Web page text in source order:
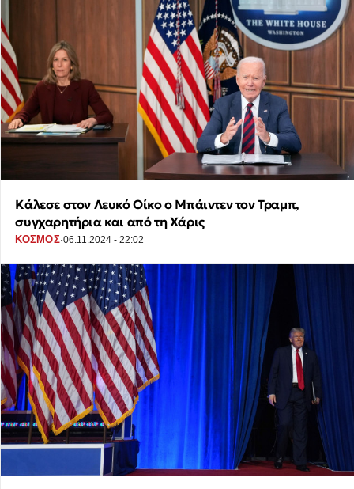
Κάλεσε στον Λευκό Οίκο ο Μπάιντεν τον Τραμπ,
συγχαρητήρια και από τη Χάρις
ΚΟΣΜΟΣ·06.11.2024 - 22:02